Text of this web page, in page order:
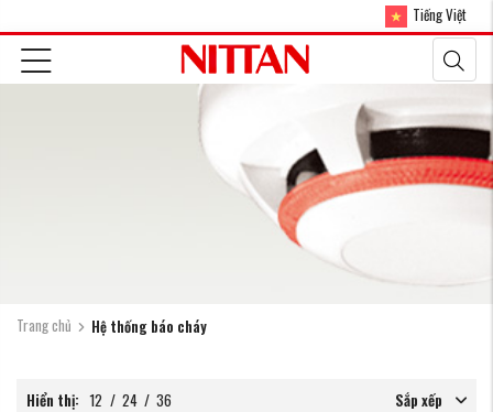
Tiếng Việt
Trang chủ Hệ thống báo cháy
Hiển thị: 12 / 24 / 36 Sắp xếp